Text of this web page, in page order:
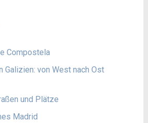
Compostela
Galizien: von West nach Ost
und Plätze
Madrid